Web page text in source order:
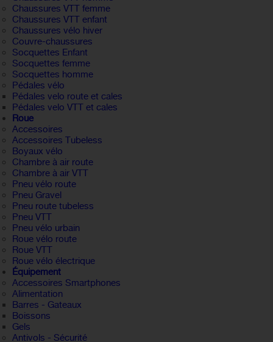
Chaussures VTT femme
Chaussures VTT enfant
Chaussures vélo hiver
Couvre-chaussures
Socquettes Enfant
Socquettes femme
Socquettes homme
Pédales vélo
Pédales velo route et cales
Pédales velo VTT et cales
Roue
Accessoires
Accessoires Tubeless
Boyaux vélo
Chambre à air route
Chambre à air VTT
Pneu vélo route
Pneu Gravel
Pneu route tubeless
Pneu VTT
Pneu vélo urbain
Roue vélo route
Roue VTT
Roue vélo électrique
Équipement
Accessoires Smartphones
Alimentation
Barres - Gateaux
Boissons
Gels
Antivols - Sécurité